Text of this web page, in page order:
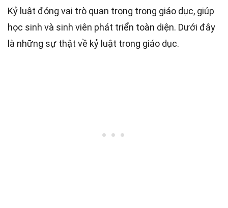
Kỷ luật đóng vai trò quan trọng trong giáo dục, giúp
học sinh và sinh viên phát triển toàn diện. Dưới đây
là những sự thật về kỷ luật trong giáo dục.